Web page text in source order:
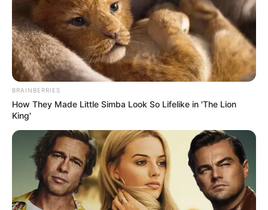
em relação ao Supremo Tribunal Federal. A crise
começou com a indicação de Jorge Messias, atual
advogado-geral da União, para ocupar a vaga
aberta no STF. A escolha desagradou Alcolumbre,
que esperava ser consultado antes do anúncio e
defendia outro nome. A partir daí, ele passou a
articular uma reação que pode comprometer a
estratégia do governo.
Alcolumbre, que tem forte influência na Casa e
costuma atuar como articulador em indicações